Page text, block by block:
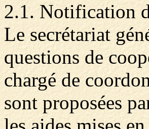
2.1. Notification
Le secrétariat
questions de
chargé de
sont proposées